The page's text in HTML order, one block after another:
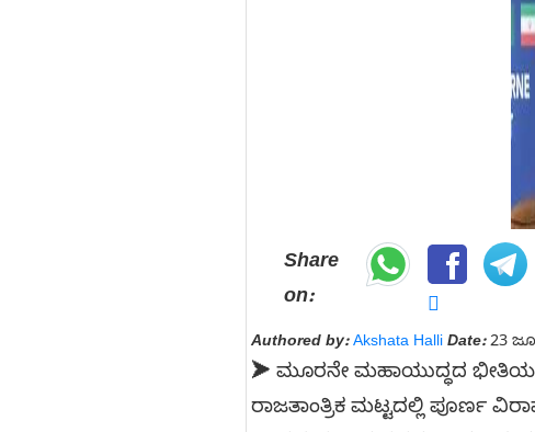
Share
on:
Authored by: Akshata Halli Date:23
➤ ಮೂರನೇ ಮಹಾಯುದ್ಧದ
ರಾಜತಾಂತ್ರಿಕ ಮಟ್ಟದಲ್ಲಿ ಪೂರ್ಣ